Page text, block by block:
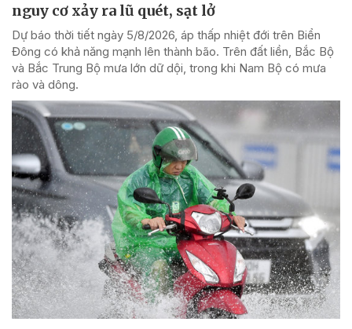
nguy cơ xảy ra lũ quét, sạt lở
Dự báo thời tiết ngày 5/8/2026, áp thấp nhiệt đới trên Biển
Đông có khả năng mạnh lên thành bão. Trên đất liền, Bắc Bộ
và Bắc Trung Bộ mưa lớn dữ dội, trong khi Nam Bộ có mưa
rào và dông.